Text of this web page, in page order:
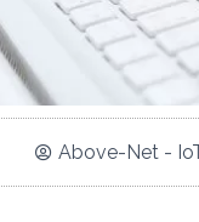
Above-Net -